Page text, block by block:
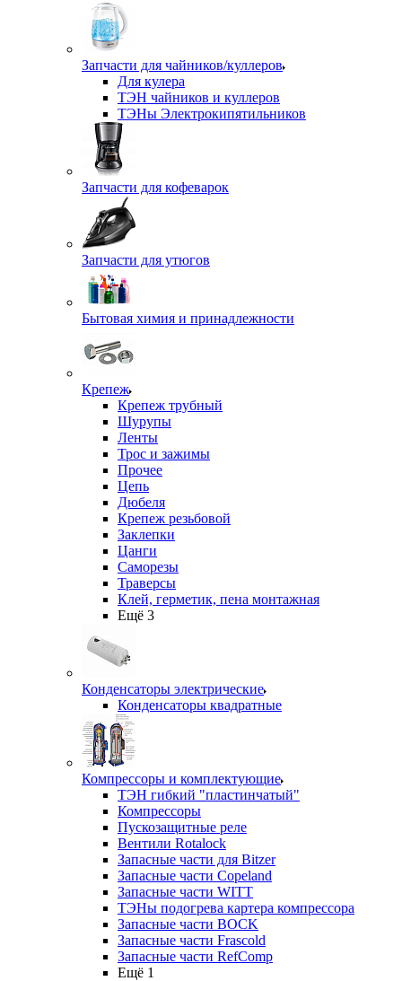
Запчасти для чайников/куллеров
Для кулера
ТЭН чайников и куллеров
ТЭНы Электрокипятильников
Запчасти для кофеварок
Запчасти для утюгов
Бытовая химия и принадлежности
Крепеж
Крепеж трубный
Шурупы
Ленты
Трос и зажимы
Прочее
Цепь
Дюбеля
Крепеж резьбовой
Заклепки
Цанги
Саморезы
Траверсы
Клей, герметик, пена монтажная
Ещё 3
Конденсаторы электрические
Конденсаторы квадратные
Компрессоры и комплектующие
ТЭН гибкий "пластинчатый"
Компрессоры
Пускозащитные реле
Вентили Rotalock
Запасные части для Bitzer
Запасные части Copeland
Запасные части WITT
ТЭНы подогрева картера компрессора
Запасные части BOCK
Запасные части Frascold
Запасные части RefComp
Ещё 1